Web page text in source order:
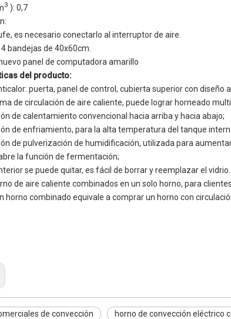
3 ): 0,7
es necesario conectarlo al interruptor de aire.
bandejas de 40x60cm.
panel de computadora amarillo
del producto:
puerta, panel de control, cubierta superior con diseño
de circulación de aire caliente, puede lograr horneado
de calentamiento convencional hacia arriba y hacia abajo;
de enfriamiento, para la alta temperatura del tanque
de pulverización de humidificación, utilizada para
la función de fermentación;
se puede quitar, es fácil de borrar y reemplazar el vidrio.
de aire caliente combinados en un solo horno, para
horno combinado equivale a comprar un horno con
de convección horno de convección eléctrico